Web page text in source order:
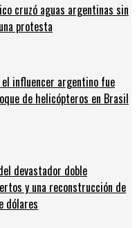
cruzó aguas argentinas sin
protesta
influencer argentino fue
de helicópteros en Brasil
devastador doble
y una reconstrucción de
dólares